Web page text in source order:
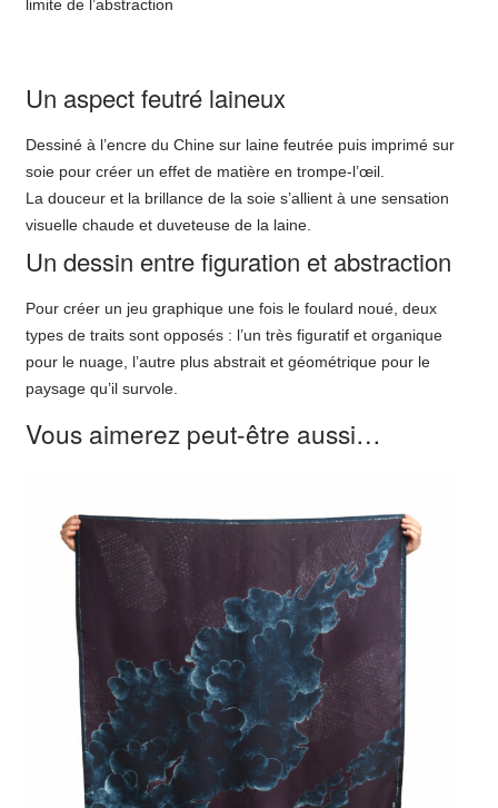
limite de l’abstraction
Un aspect feutré laineux
Dessiné à l’encre du Chine sur laine feutrée puis imprimé sur
soie pour créer un effet de matière en trompe-l’œil.
La douceur et la brillance de la soie s’allient à une sensation
visuelle chaude et duveteuse de la laine.
Un dessin entre figuration et abstraction
Pour créer un jeu graphique une fois le foulard noué, deux
types de traits sont opposés : l’un très figuratif et organique
pour le nuage, l’autre plus abstrait et géométrique pour le
paysage qu’il survole.
Vous aimerez peut-être aussi…